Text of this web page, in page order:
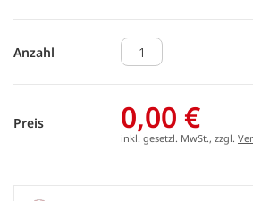
Anzahl
Preis 0,00 €
inkl. gesetzl. MwSt., zzgl.